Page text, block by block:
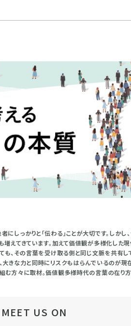
しっかりと「伝わる」ことが大切です。しかし
えてきています。加えて価値観が多様化した
も、その言葉を受け取る側と同じ文脈を共有
きな力と同時にリスクもはらんでいるのが現
方々に取材。価値観多様時代の言葉の在り方
MEET US ON